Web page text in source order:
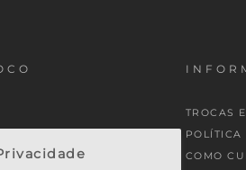
TROCAS
COMO